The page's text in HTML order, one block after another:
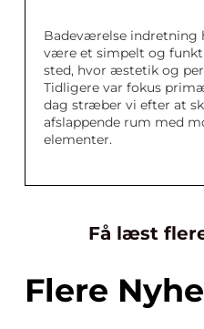
Badeværelse indretning
være et simpelt og
sted, hvor æstetik og
Tidligere var fokus
dag stræber vi efter at
afslappende rum med
elementer.
Få læst
Flere